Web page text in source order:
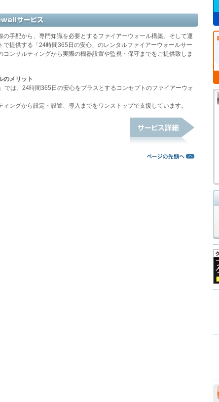
の手配から、専門知識を必要とするファイアーウォール構築、そして運
で提供する「24時間365日の安心」のレンタルファイアーウォールサー
コンサルティングから実際の機器設置や監視・保守までをご提供致しま
のメリット
では、24時間365日の安心をプラスとするコンセプトのファイアーウォ
ィングから設定・設置、導入までをワンストップで支援しています。